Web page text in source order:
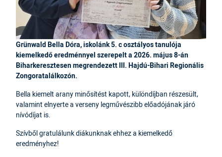
Grünwald Bella Dóra, iskolánk 5. c osztályos tanulója
kiemelkedő eredménnyel szerepelt a 2026. május 8-án
Biharkeresztesen megrendezett III. Hajdú-Bihari Regionális
Zongoratalálkozón.
Bella kiemelt arany minősítést kapott, különdíjban részesült,
valamint elnyerte a verseny legművészibb előadójának járó
nívódíjat is.
Szívből gratulálunk diákunknak ehhez a kiemelkedő
eredményhez!